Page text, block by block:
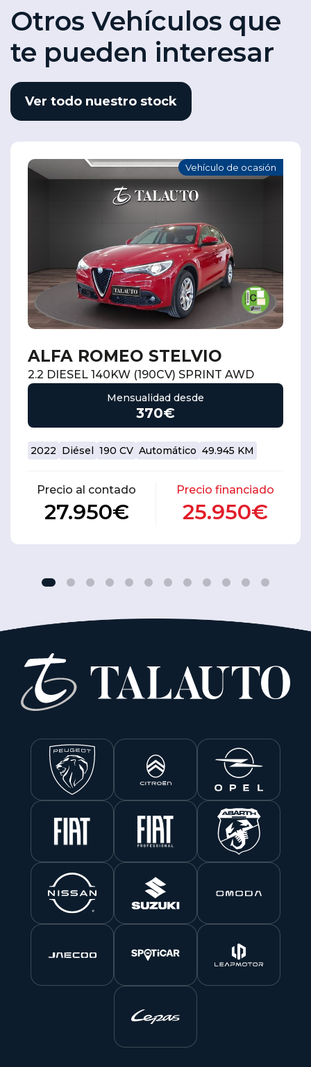
Otros Vehículos que
te pueden interesar
Ver todo nuestro stock
Vehículo de ocasión
ALFA ROMEO STELVIO
2.2 DIESEL 140KW (190CV) SPRINT AWD
Mensualidad desde
370€
2022 Diésel 190 CV Automático 49.945 KM
Precio al contado
27.950€
Precio financiado
25.950€